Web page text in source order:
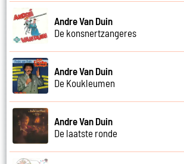
Andre Van Duin
De konsnertzangeres
Andre Van Duin
De Koukleumen
Andre Van Duin
De laatste ronde